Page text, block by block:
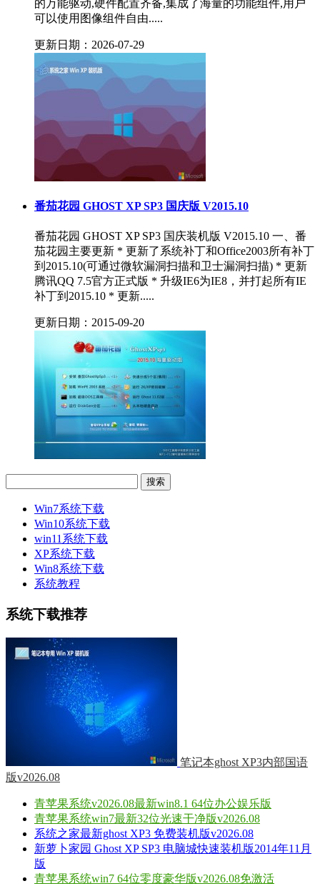
的万能驱动,硬件配置齐备,集成了海量的功能组件,用户
可以使用图像组件自由.....
更新日期：2026-07-29
番茄花园 GHOST XP SP3 国庆版 V2015.10
番茄花园 GHOST XP SP3 国庆装机版 V2015.10 一、番
茄花园主要更新 * 更新了系统补丁和Office2003所有补丁
到2015.10(可通过微软漏洞扫描和卫士漏洞扫描) * 更新
腾讯QQ 7.5官方正式版 * 升级IE6为IE8，并打起所有IE
补丁到2015.10 * 更新.....
更新日期：2015-09-20
Win7系统下载
Win10系统下载
win11系统下载
XP系统下载
Win8系统下载
系统教程
系统下载推荐
笔记本ghost XP3内部国语
版v2026.08
青苹果系统v2026.08最新win8.1 64位办公娱乐版
青苹果系统win7最新32位光速干净版v2026.08
系统之家最新ghost XP3 免费装机版v2026.08
新萝卜家园 Ghost XP SP3 电脑城快速装机版2014年11月
版
青苹果系统win7 64位零度豪华版v2026.08免激活